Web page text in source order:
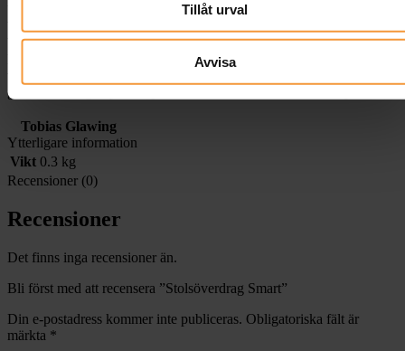
Tillåt urval
Avvisa
Vi på Banquet Konferens AB har som målsättning att leverera
beställda lagervaror inom 3-5 arbetsdagar från det att din order blivit
bekräftad. De produkter som Banquet konferens AB inte har på
lager varierar i leveranstid. En del specialprodukter kan ta upp till 12
göra en förfrågan på den produkt du är intresserad av att köpa.
Tobias Glawing
Ytterligare information
Vikt 0.3 kg
Recensioner (0)
Recensioner
Det finns inga recensioner än.
Bli först med att recensera ”Stolsöverdrag Smart”
Din e-postadress kommer inte publiceras. Obligatoriska fält är
märkta *